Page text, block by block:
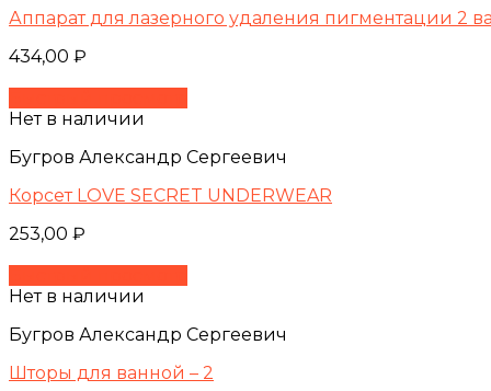
Аппарат для лазерного удаления пигментации 2
434,00 ₽
Нет в наличии
Бугров Александр Сергеевич
Корсет LOVE SECRET UNDERWEAR
253,00 ₽
Нет в наличии
Бугров Александр Сергеевич
Шторы для ванной – 2